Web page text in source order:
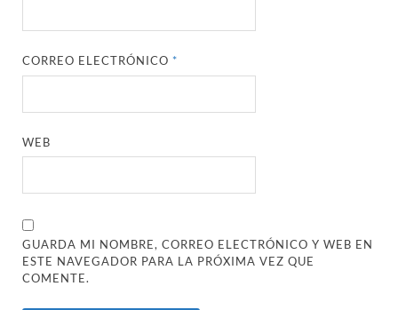
CORREO ELECTRÓNICO*
WEB
GUARDA MI NOMBRE, CORREO ELECTRÓNICO Y WEB EN
ESTE NAVEGADOR PARA LA PRÓXIMA VEZ QUE
COMENTE.